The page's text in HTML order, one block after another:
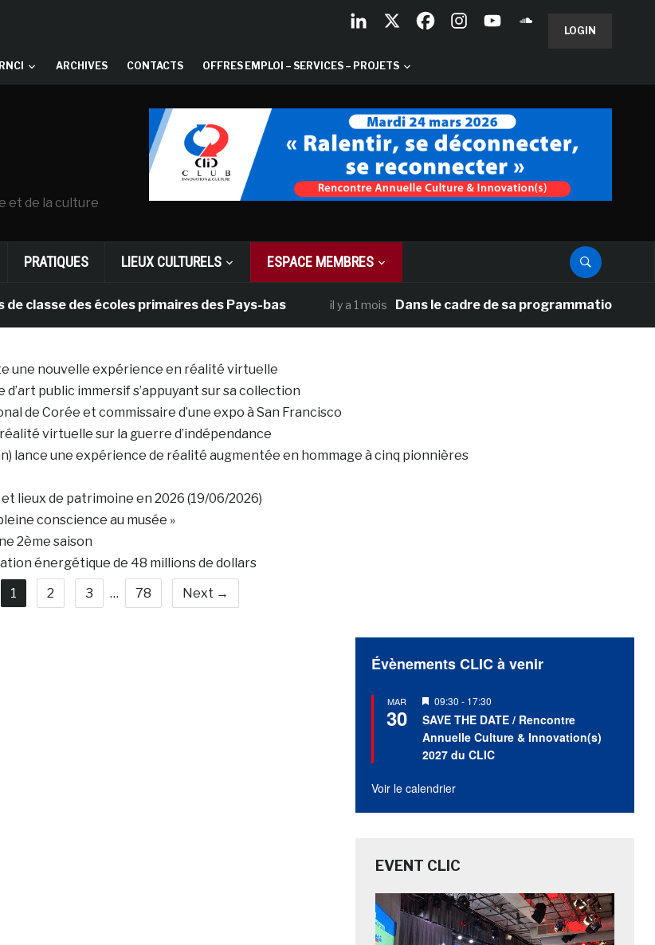
LOGIN
RNCI ARCHIVES CONTACTS OFFRES EMPLOI – SERVICES – PROJETS
et de la culture
PRATIQUES LIEUX CULTURELS ESPACE MEMBRES
des écoles primaires des Pays-bas il y a 1 mois Dans le cadre de sa programmation
une nouvelle expérience en réalité virtuelle
public immersif s’appuyant sur sa collection
de Corée et commissaire d’une expo à San Francisco
virtuelle sur la guerre d’indépendance
lance une expérience de réalité augmentée en hommage à cinq pionnières
lieux de patrimoine en 2026 (19/06/2026)
conscience au musée »
2ème saison
énergétique de 48 millions de dollars
1
2 3 … 78 Next →
Évènements CLIC à venir
MAR
30
Mis
en
avant
09:30 - 17:30
SAVE THE DATE / Rencontre
Annuelle Culture & Innovation(s)
2027 du CLIC
Voir le calendrier
EVENT CLIC